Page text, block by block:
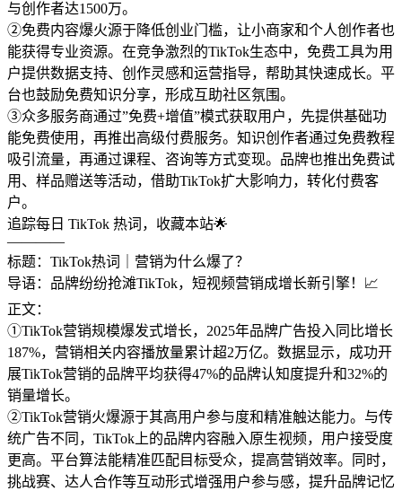
与创作者达1500万。
②免费内容爆火源于降低创业门槛，让小商家和个人创作者也
能获得专业资源。在竞争激烈的TikTok生态中，免费工具为用
户提供数据支持、创作灵感和运营指导，帮助其快速成长。平
台也鼓励免费知识分享，形成互助社区氛围。
③众多服务商通过”免费+增值”模式获取用户，先提供基础功
能免费使用，再推出高级付费服务。知识创作者通过免费教程
吸引流量，再通过课程、咨询等方式变现。品牌也推出免费试
用、样品赠送等活动，借助TikTok扩大影响力，转化付费客
户。
追踪每日 TikTok 热词，收藏本站🌟
————
标题：TikTok热词｜营销为什么爆了？
导语：品牌纷纷抢滩TikTok，短视频营销成增长新引擎！📈
正文：
①TikTok营销规模爆发式增长，2025年品牌广告投入同比增长
187%，营销相关内容播放量累计超2万亿。数据显示，成功开
展TikTok营销的品牌平均获得47%的品牌认知度提升和32%的
销量增长。
②TikTok营销火爆源于其高用户参与度和精准触达能力。与传
统广告不同，TikTok上的品牌内容融入原生视频，用户接受度
更高。平台算法能精准匹配目标受众，提高营销效率。同时，
挑战赛、达人合作等互动形式增强用户参与感，提升品牌记忆